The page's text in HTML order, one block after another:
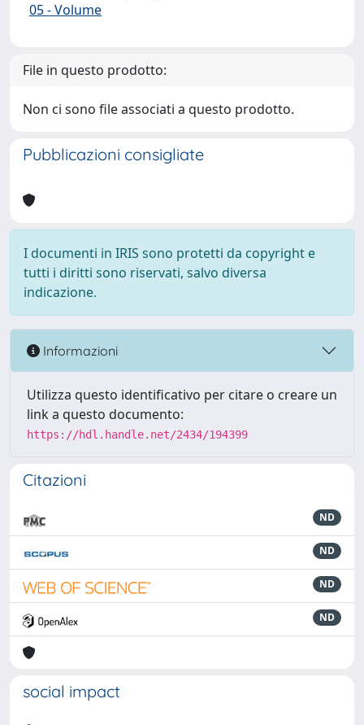
05 - Volume
File in questo prodotto:
Non ci sono file associati a questo prodotto.
Pubblicazioni consigliate
I documenti in IRIS sono protetti da copyright e
tutti i diritti sono riservati, salvo diversa
indicazione.
Informazioni
Utilizza questo identificativo per citare o creare un
link a questo documento:
https://hdl.handle.net/2434/194399
Citazioni
ND
ND
ND
ND
social impact